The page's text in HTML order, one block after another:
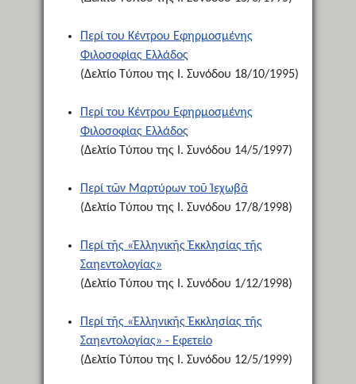
Περί του Κέντρου Εφηρμοσμένης
Φιλοσοφίας Ελλάδος
(Δελτίο Τύπου της Ι. Συνόδου 18/10/1995)
Περί του Κέντρου Εφηρμοσμένης
Φιλοσοφίας Ελλάδος
(Δελτίο Τύπου της Ι. Συνόδου 14/5/1997)
Περί τῶν Μαρτύρων τοῦ Ἰεχωβᾶ
(Δελτίο Τύπου της Ι. Συνόδου 17/8/1998)
Περί τῆς «Ἑλληνικῆς Ἐκκλησίας τῆς
Σαηεντολογίας»
(Δελτίο Τύπου της Ι. Συνόδου 1/12/1998)
Περί τῆς «Ἑλληνικῆς Ἐκκλησίας τῆς
Σαηεντολογίας» - Εφετείο
(Δελτίο Τύπου της Ι. Συνόδου 12/5/1999)